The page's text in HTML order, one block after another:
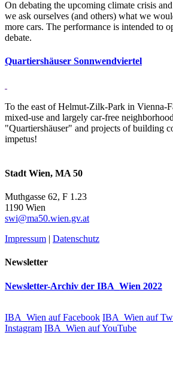
On debating the upcoming climate crisis
we ask ourselves (and others) what we
more cars. The performance is intended to
debate.
Quar­tiers­häuser Sonn­wend­viertel
To the east of Helmut-Zilk-Park in Vienna-
mixed-use and largely car-free
"Quartiershäuser" and projects of building
impetus!
Stadt Wien, MA 50
Muthgasse 62, F 1.23
1190 Wien
swi@ma50.wien.gv.at
Impressum | Datenschutz
Newsletter
Newsletter-Archiv der IBA_Wien 2022
IBA_Wien auf Facebook IBA_Wien auf
Instagram IBA_Wien auf YouTube